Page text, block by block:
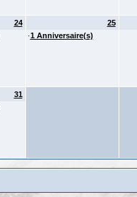
24
25
·1 Anniversaire(s)
31